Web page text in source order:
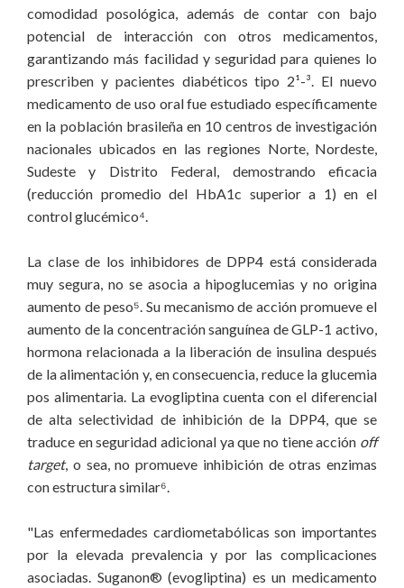
comodidad posológica, además de contar con bajo
potencial de interacción con otros medicamentos,
garantizando más facilidad y seguridad para quienes lo
prescriben y pacientes diabéticos tipo 2¹-³. El nuevo
medicamento de uso oral fue estudiado específicamente
en la población brasileña en 10 centros de investigación
nacionales ubicados en las regiones Norte, Nordeste,
Sudeste y Distrito Federal, demostrando eficacia
(reducción promedio del HbA1c superior a 1) en el
control glucémico⁴.
La clase de los inhibidores de DPP4 está considerada
muy segura, no se asocia a hipoglucemias y no origina
aumento de peso⁵. Su mecanismo de acción promueve el
aumento de la concentración sanguínea de GLP-1 activo,
hormona relacionada a la liberación de insulina después
de la alimentación y, en consecuencia, reduce la glucemia
pos alimentaria. La evogliptina cuenta con el diferencial
de alta selectividad de inhibición de la DPP4, que se
traduce en seguridad adicional ya que no tiene acción off
target, o sea, no promueve inhibición de otras enzimas
con estructura similar⁶.
"Las enfermedades cardiometabólicas son importantes
por la elevada prevalencia y por las complicaciones
asociadas. Suganon® (evogliptina) es un medicamento